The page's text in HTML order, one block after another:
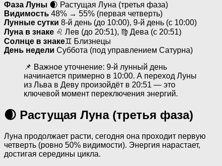
Фаза Луны 🌒 Растущая Луна (третья фаза)
Видимость 48% → 55% (первая четверть)
Лунные сутки 8-й день (до 10:00), 9-й день (с 10:00)
Луна в знаке ♌ Лев (до 20:51), ♍ Дева (с 20:51)
Солнце в знаке♊ Близнецы
День недели Суббота (под управлением Сатурна)
📌 Важное уточнение: 9-й лунный день
начинается примерно в 10:00. А переход Луны
из Льва в Деву произойдёт в 20:51 — это
ключевой момент переключения энергий.
🌒 Растущая Луна (третья фаза)
Луна продолжает расти, сегодня она проходит первую
четверть (ровно 50% видимости). Энергия нарастает,
достигая середины цикла.